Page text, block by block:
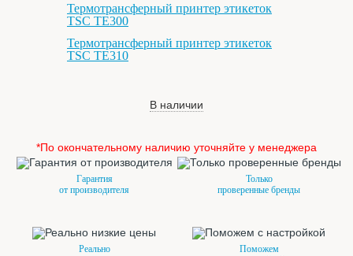
Термотрансферный принтер этикеток
TSC TE300
Термотрансферный принтер этикеток
TSC TE310
В наличии
*По окончательному наличию уточняйте у менеджера
Гарантия
от производителя
Только
проверенные бренды
Реально
Поможем